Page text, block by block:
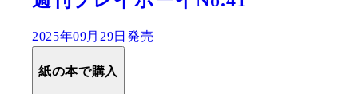
2025年09月22日発売
紙の本で購入